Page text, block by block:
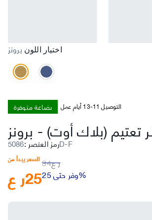
اختيار اللون برونز
بضاعة متوفرة التوصيل 11-13 أيام عمل
تعتيم (بلاك أوت)- برونز
رمز العنصر: 5086D-F
السعر يبدأ من
ر ع25
ر ع34
وفر حتى 25%